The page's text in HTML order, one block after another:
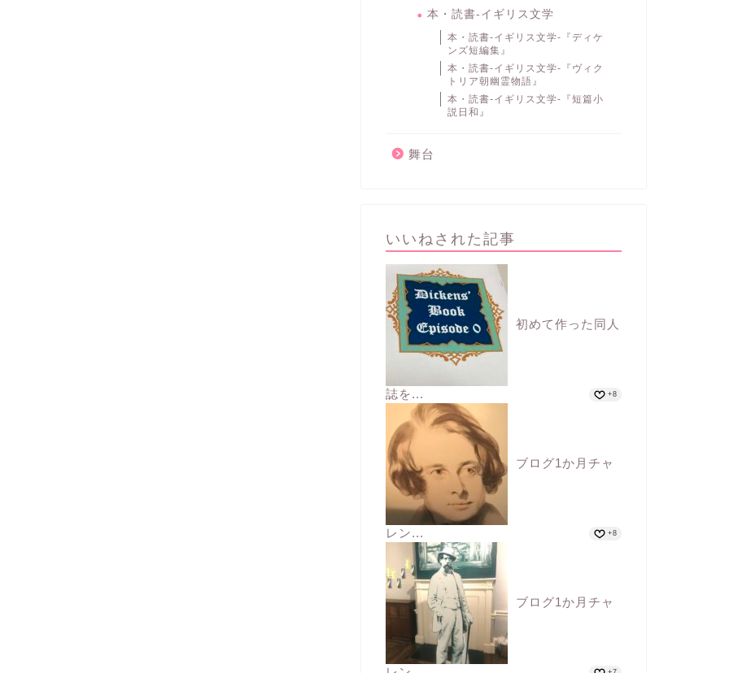
本・読書-イギリス文学
本・読書-イギリス文学-『ディケ
ンズ短編集』
本・読書-イギリス文学-『ヴィク
トリア朝幽霊物語』
本・読書-イギリス文学-『短篇小
説日和』
舞台
いいねされた記事
初めて作った同人
誌を... +8
ブログ1か月チャ
レン... +8
ブログ1か月チャ